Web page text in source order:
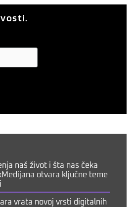
naš život i šta nas čeka
otvara ključne teme
vrata novoj vrsti digitalnih